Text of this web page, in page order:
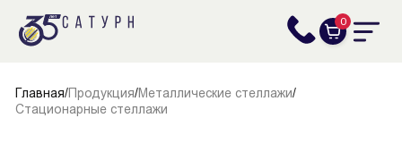
0
Главная/Продукция/Металлические стеллажи/
Стационарные стеллажи